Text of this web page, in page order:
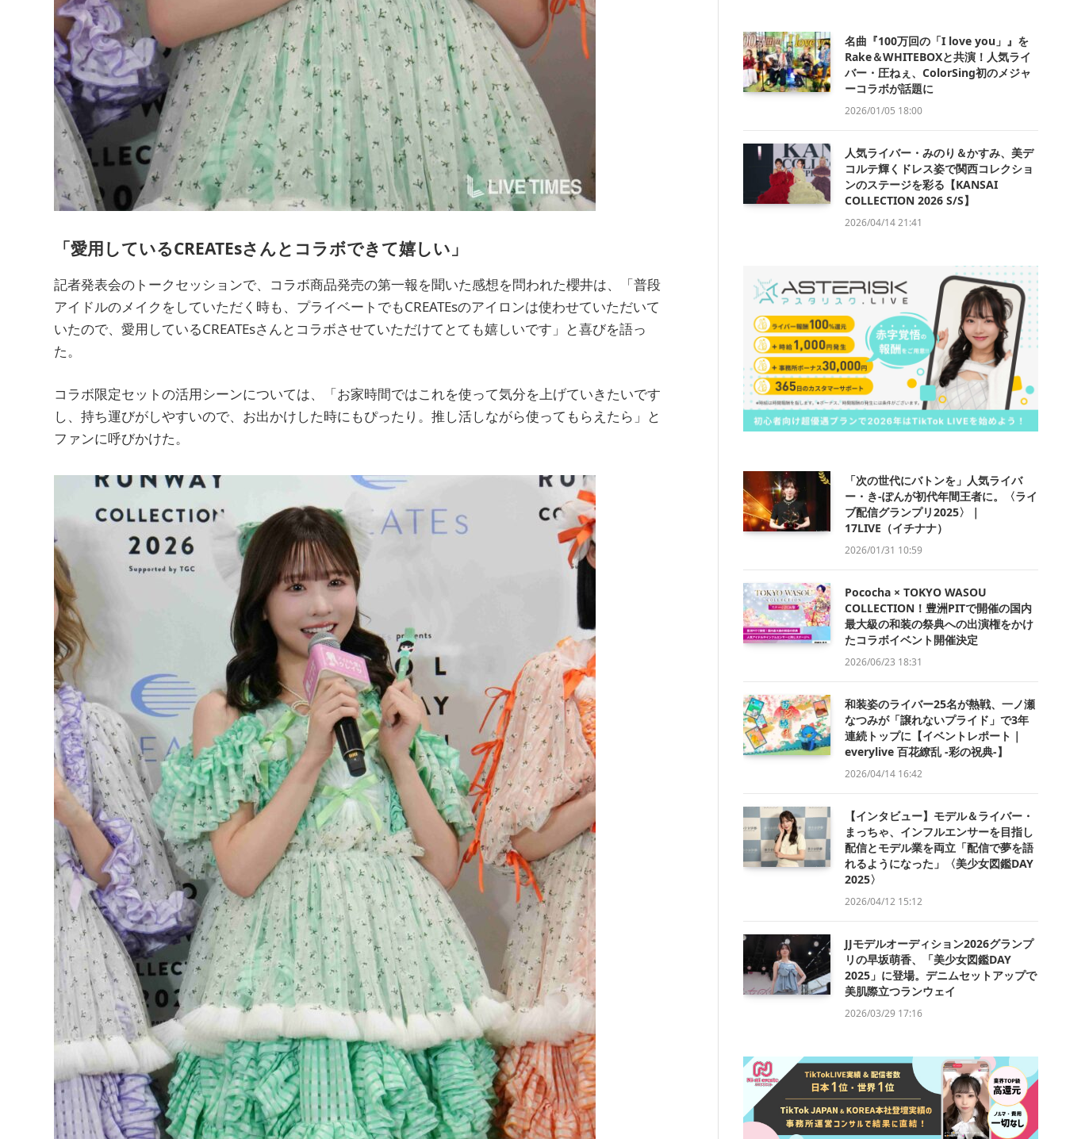
「愛用しているCREATEsさんとコラボできて嬉しい」
記者発表会のトークセッションで、コラボ商品発売の第一報を聞いた感想を問われた櫻井は、「普段
アイドルのメイクをしていただく時も、プライベートでもCREATEsのアイロンは使わせていただいて
いたので、愛用しているCREATEsさんとコラボさせていただけてとても嬉しいです」と喜びを語っ
た。
コラボ限定セットの活用シーンについては、「お家時間ではこれを使って気分を上げていきたいです
し、持ち運びがしやすいので、お出かけした時にもぴったり。推し活しながら使ってもらえたら」と
ファンに呼びかけた。
名曲『100万回の「I love you」』を
Rake＆WHITEBOXと共演！人気ライ
バー・圧ねぇ、ColorSing初のメジャ
ーコラボが話題に
2026/01/05 18:00
人気ライバー・みのり＆かすみ、美デ
コルテ輝くドレス姿で関西コレクショ
ンのステージを彩る【KANSAI
COLLECTION 2026 S/S】
2026/04/14 21:41
「次の世代にバトンを」人気ライバ
ー・き-ぽんが初代年間王者に。〈ライ
ブ配信グランプリ2025〉｜
17LIVE（イチナナ）
2026/01/31 10:59
Pococha × TOKYO WASOU
COLLECTION！豊洲PITで開催の国内
最大級の和装の祭典への出演権をかけ
たコラボイベント開催決定
2026/06/23 18:31
和装姿のライバー25名が熱戦、一ノ瀬
なつみが「譲れないプライド」で3年
連続トップに【イベントレポート｜
everylive 百花繚乱 -彩の祝典-】
2026/04/14 16:42
【インタビュー】モデル＆ライバー・
まっちゃ、インフルエンサーを目指し
配信とモデル業を両立「配信で夢を語
れるようになった」〈美少女図鑑DAY
2025〉
2026/04/12 15:12
JJモデルオーディション2026グランプ
リの早坂萌香、「美少女図鑑DAY
2025」に登場。デニムセットアップで
美肌際立つランウェイ
2026/03/29 17:16